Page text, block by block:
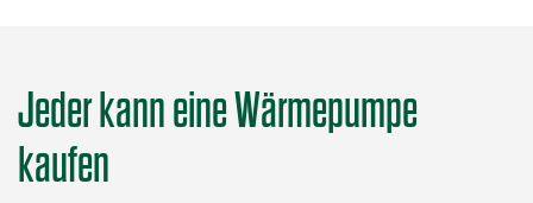
Jeder kann eine Wärmepumpe
kaufen